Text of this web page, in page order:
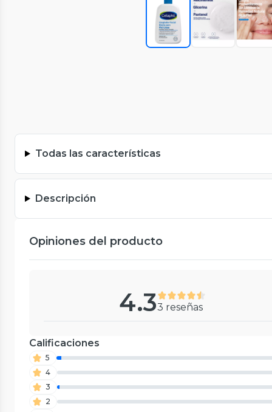
Todas las características
Descripción
Opiniones del producto
4.33 reseñas
Calificaciones
5
4
3
2